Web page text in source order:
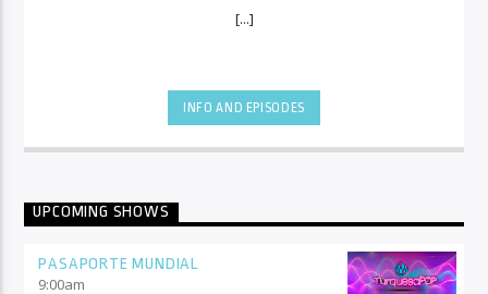
[...]
INFO AND EPISODES
UPCOMING SHOWS
PASAPORTE MUNDIAL
9:00am